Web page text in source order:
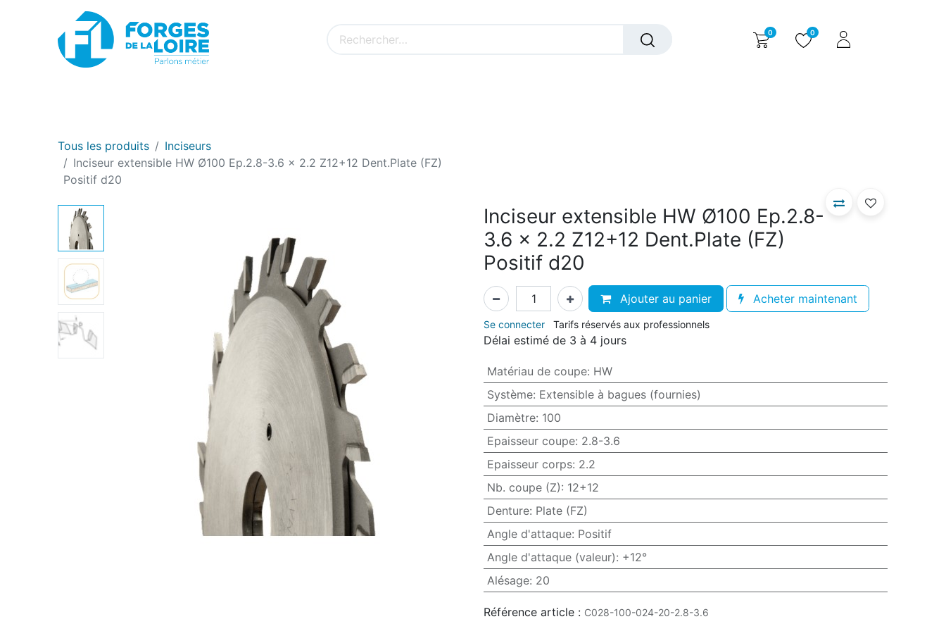
0 0
Tous les produits
Inciseurs
Inciseur extensible HW Ø100 Ep.2.8-3.6 x 2.2 Z12+12 Dent.Plate (FZ)
Positif d20
Inciseur extensible HW Ø100 Ep.2.8-
3.6 x 2.2 Z12+12 Dent.Plate (FZ)
Positif d20
Ajouter au panier Acheter maintenant
Se connecter Tarifs réservés aux professionnels
Délai estimé de 3 à 4 jours
Matériau de coupe: HW
Système: Extensible à bagues (fournies)
Diamètre: 100
Epaisseur coupe: 2.8-3.6
Epaisseur corps: 2.2
Nb. coupe (Z): 12+12
Denture: Plate (FZ)
Angle d'attaque: Positif
Angle d'attaque (valeur): +12°
Alésage: 20
Référence article : C028-100-024-20-2.8-3.6